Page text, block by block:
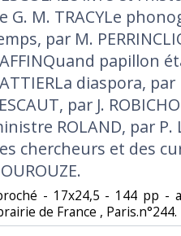
G. M. TRACYLe
par M.
papillon
diaspora, par
par J.
ROLAND, par P.
chercheurs et des
- 17x24,5 - 144 pp -
de France , Paris.n°244.‎